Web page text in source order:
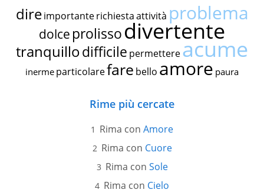
dire importante richiestaattività problema
dolce prolissodivertente
tranquillodifficile permettereacume
inerme particolarefare bello amore paura
Rime più cercate
Rima con Amore
Rima con Cuore
Rima con Sole
Rima con Cielo